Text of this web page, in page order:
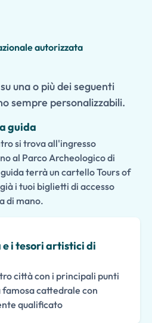
autorizzata
una o più dei seguenti
sempre personalizzabili.
guida
si trova all'ingresso
al Parco Archeologico di
terrà un cartello Tours of
i tuoi biglietti di accesso
di mano.
e i tesori artistici di
città con i principali punti
famosa cattedrale con
qualificato